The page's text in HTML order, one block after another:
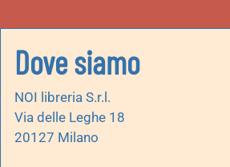
Dove siamo
NOI libreria S.r.l.
Via delle Leghe 18
20127 Milano